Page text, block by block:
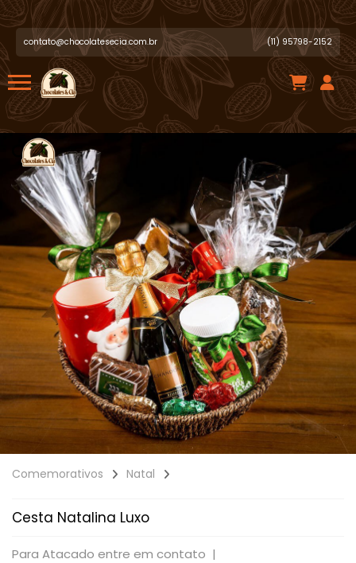
contato@chocolatesecia.com.br (11) 95798-2152
Comemorativos Natal
Cesta Natalina Luxo
Para Atacado entre em contato |
Jose .acabou de comprar!
Penis de Chocolate Personalizado
Há algumas horas